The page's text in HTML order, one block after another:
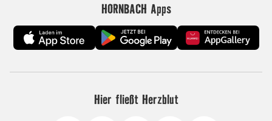
HORNBACH Apps
Hier fließt Herzblut